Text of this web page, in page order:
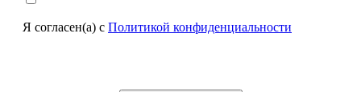
Я согласен(а) с Политикой конфиденциальности